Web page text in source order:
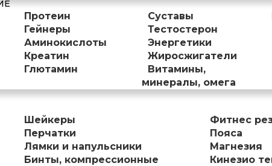
Протеин
Гейнеры
Аминокислоты
Креатин
Глютамин
Суставы
Тестостерон
Энергетики
Жиросжигатели
Витамины,
минералы, омега
Шейкеры
Перчатки
Лямки и напульсники
Бинты, компрессионные
Фитнес
Пояса
Магнезия
Кинезио